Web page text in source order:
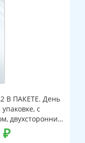
В ПАКЕТЕ. День
с
двухсторонний,
₽